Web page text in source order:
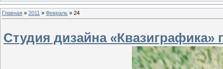
Главная » 2011 » Февраль » 24
Студия дизайна «Квазиграфика»